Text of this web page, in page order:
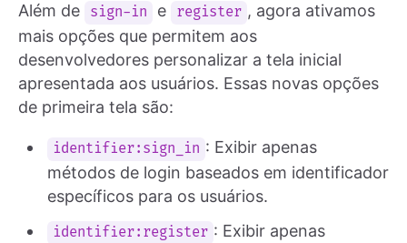
Além de sign-in e register , agora ativamos
mais opções que permitem aos
desenvolvedores personalizar a tela inicial
apresentada aos usuários. Essas novas opções
de primeira tela são:
identifier:sign_in : Exibir apenas
métodos de login baseados em identificador
específicos para os usuários.
identifier:register : Exibir apenas